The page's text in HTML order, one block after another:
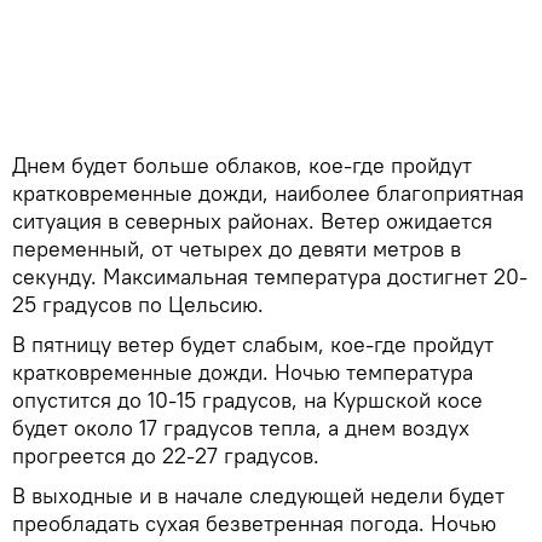
Днем будет больше облаков, кое-где пройдут
кратковременные дожди, наиболее благоприятная
ситуация в северных районах. Ветер ожидается
переменный, от четырех до девяти метров в
секунду. Максимальная температура достигнет 20-
25 градусов по Цельсию.
В пятницу ветер будет слабым, кое-где пройдут
кратковременные дожди. Ночью температура
опустится до 10-15 градусов, на Куршской косе
будет около 17 градусов тепла, а днем воздух
прогреется до 22-27 градусов.
В выходные и в начале следующей недели будет
преобладать сухая безветренная погода. Ночью